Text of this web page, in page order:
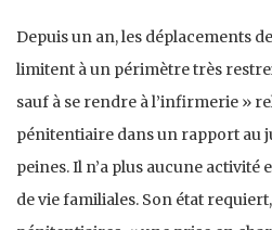
Depuis un an, les déplacements
limitent à un périmètre très
sauf à se rendre à l’infirmerie »
pénitentiaire dans un rapport au
peines. Il n’a plus aucune
de vie familiales. Son état